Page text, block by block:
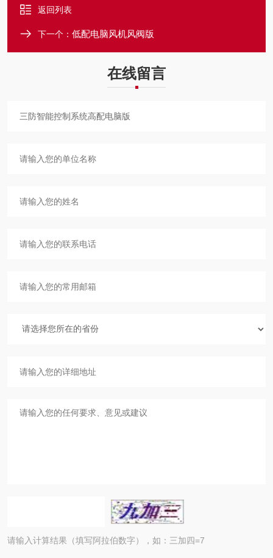
返回列表
下一个： 低配电脑风机风阀版
在线留言
请输入计算结果（填写阿拉伯数字），如：三加四=7